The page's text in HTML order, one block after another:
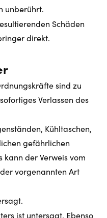
unberührt.
Schäden
direkt.
sind zu
Verlassen des
Kühltaschen,
gefährlichen
der Verweis vom
vorgenannten Art
ist untersagt. Ebenso